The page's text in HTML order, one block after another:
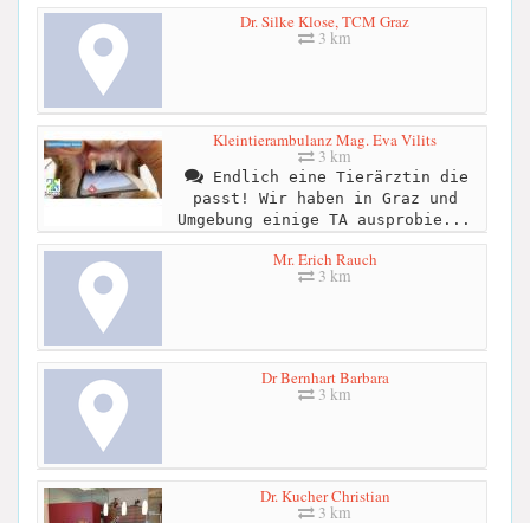
Dr. Silke Klose, TCM Graz
3 km
Kleintierambulanz Mag. Eva Vilits
3 km
Endlich eine Tierärztin die
passt! Wir haben in Graz und
Umgebung einige TA ausprobie...
Mr. Erich Rauch
3 km
Dr Bernhart Barbara
3 km
Dr. Kucher Christian
3 km